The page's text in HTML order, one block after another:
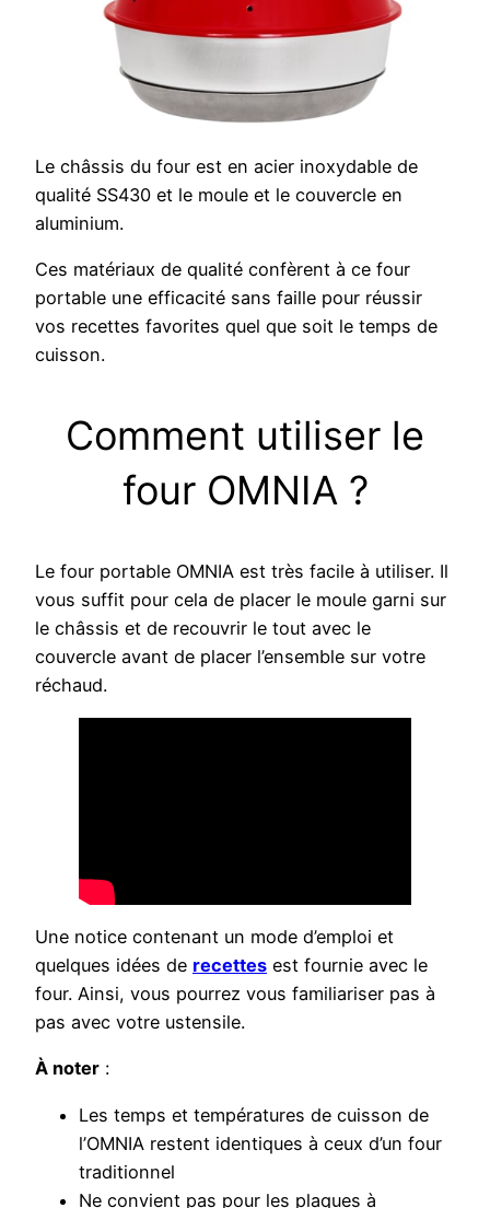
Le châssis du four est en acier inoxydable de
qualité SS430 et le moule et le couvercle en
aluminium.
Ces matériaux de qualité confèrent à ce four
portable une efficacité sans faille pour réussir
vos recettes favorites quel que soit le temps de
cuisson.
Comment utiliser le
four OMNIA ?
Le four portable OMNIA est très facile à utiliser. Il
vous suffit pour cela de placer le moule garni sur
le châssis et de recouvrir le tout avec le
couvercle avant de placer l’ensemble sur votre
réchaud.
Une notice contenant un mode d’emploi et
quelques idées de recettes est fournie avec le
four. Ainsi, vous pourrez vous familiariser pas à
pas avec votre ustensile.
À noter :
Les temps et températures de cuisson de
l’OMNIA restent identiques à ceux d’un four
traditionnel
Ne convient pas pour les plaques à